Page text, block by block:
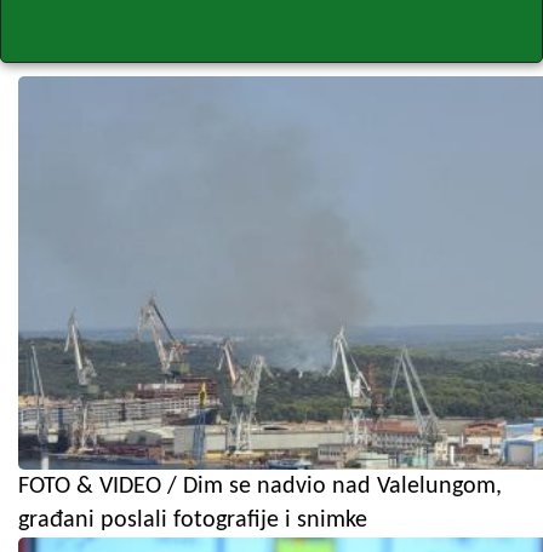
FOTO & VIDEO / Dim se nadvio nad Valelungom,
građani poslali fotografije i snimke